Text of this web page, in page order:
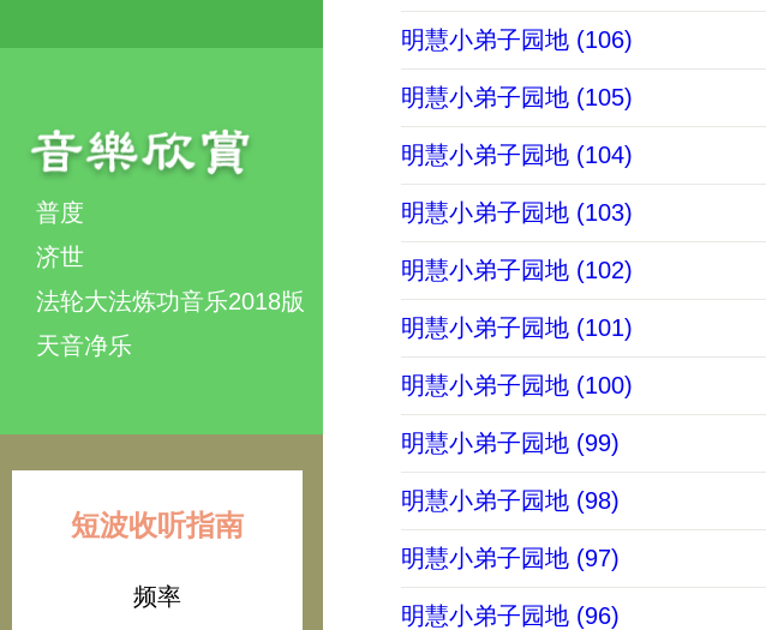
普度
济世
法轮大法炼功音乐2018版
天音净乐
短波收听指南
频率
明慧小弟子园地 (106)
明慧小弟子园地 (105)
明慧小弟子园地 (104)
明慧小弟子园地 (103)
明慧小弟子园地 (102)
明慧小弟子园地 (101)
明慧小弟子园地 (100)
明慧小弟子园地 (99)
明慧小弟子园地 (98)
明慧小弟子园地 (97)
明慧小弟子园地 (96)